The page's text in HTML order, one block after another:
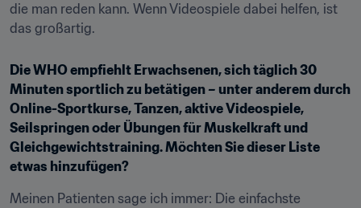
die man reden kann. Wenn Videospiele dabei helfen, ist
das großartig.
Die WHO empfiehlt Erwachsenen, sich täglich 30
Minuten sportlich zu betätigen – unter anderem durch
Online-Sportkurse, Tanzen, aktive Videospiele,
Seilspringen oder Übungen für Muskelkraft und
Gleichgewichtstraining. Möchten Sie dieser Liste
etwas hinzufügen?
Meinen Patienten sage ich immer: Die einfachste